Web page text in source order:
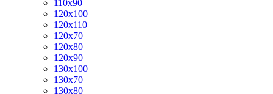
110x90
120x100
120x110
120x70
120x80
120x90
130x100
130x70
130x80